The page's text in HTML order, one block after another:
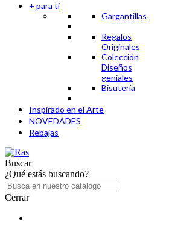
+ para ti
Gargantillas
Regalos
Originales
Colección
Diseños
geniales
Bisutería
Inspirado en el Arte
NOVEDADES
Rebajas
Buscar
¿Qué estás buscando?
Cerrar